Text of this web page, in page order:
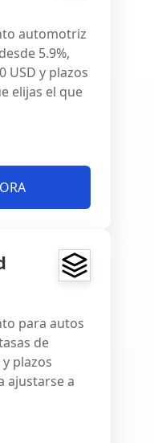
automotriz
5.9%,
USD y plazos
elijas el que
para autos
de
plazos
ajustarse a